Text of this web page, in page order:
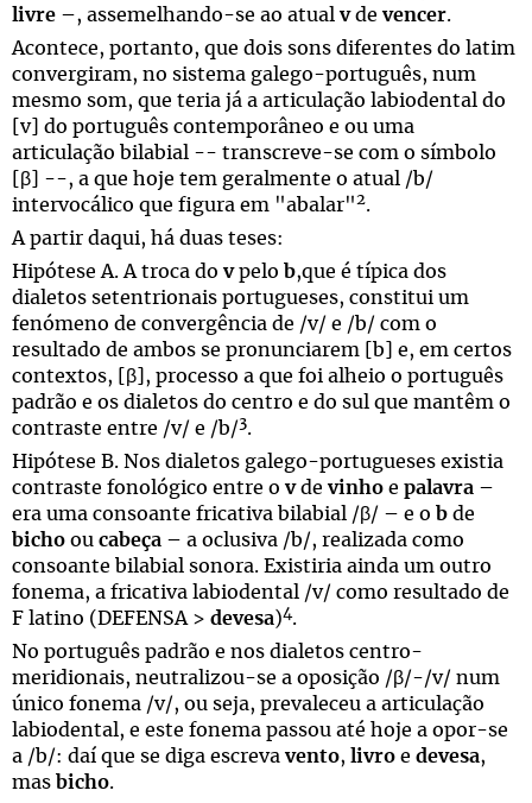
livre –, assemelhando-se ao atual vde vencer.
Acontece, portanto, que dois sons diferentes do latim
convergiram, no sistema galego-português, num
mesmo som, que teria já a articulação labiodental do
[v] do português contemporâneo e ou uma
articulação bilabial -- transcreve-se com o símbolo
[β] --, a que hoje tem geralmente o atual /b/
intervocálico que figura em "abalar"2.
A partir daqui, há duas teses:
Hipótese A. A troca do vpelo b,que é típica dos
dialetos setentrionais portugueses, constitui um
fenómeno de convergência de /v/ e /b/ com o
resultado de ambos se pronunciarem [b] e, em certos
contextos, [β], processo a que foi alheio o português
padrão e os dialetos do centro e do sul que mantêm o
contraste entre /v/ e /b/3.
Hipótese B. Nos dialetos galego-portugueses existia
contraste fonológico entre o vde vinho e palavra –
era uma consoante fricativa bilabial /β/ – e o b de
bicho ou cabeça – a oclusiva /b/, realizada como
consoante bilabial sonora. Existiria ainda um outro
fonema, a fricativa labiodental /v/ como resultado de
F latino (DEFENSA > devesa)4.
No português padrão e nos dialetos centro-
meridionais, neutralizou-se a oposição /β/-/v/ num
único fonema /v/, ou seja, prevaleceu a articulação
labiodental, e este fonema passou até hoje a opor-se
a /b/: daí que se diga escreva vento, livro e devesa,
mas bicho.